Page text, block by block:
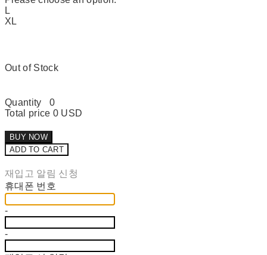
L
XL
Out of Stock
Quantity
0
Total price 0 USD
BUY NOW
ADD TO CART
재입고 알림 신청
휴대폰 번호
-
-